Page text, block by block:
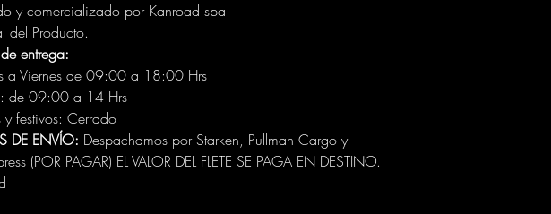
y comercializado por Kanroad spa
del Producto.
entrega:
a Viernes de 09:00 a 18:00 Hrs
de 09:00 a 14 Hrs
y festivos: Cerrado
DE ENVÍO: Despachamos por Starken, Pullman Cargo y
(POR PAGAR) EL VALOR DEL FLETE SE PAGA EN DESTINO.